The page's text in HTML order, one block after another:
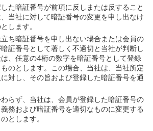
替による支払）
）
替によらない支払）
れた支払
害金）
前の支払
払日前の弁済およびその手続）
払日前の弁済ができる範囲）
条によらずになされた支払）
た暗証番号が前項に反しまたは反すること
当社に対して暗証番号の変更を申し出なけ
します。
ち暗証番号を申し出ない場合または会員の
証番号として著しく不適切と当社が判断し
、任意の4桁の数字を暗証番号として登録
のとします。この場合、当社は、当社所定
対し、その旨および登録した暗証番号を通
らず、当社は、会員が登録した暗証番号の
務および暗証番号を適切なものに変更する
とします。